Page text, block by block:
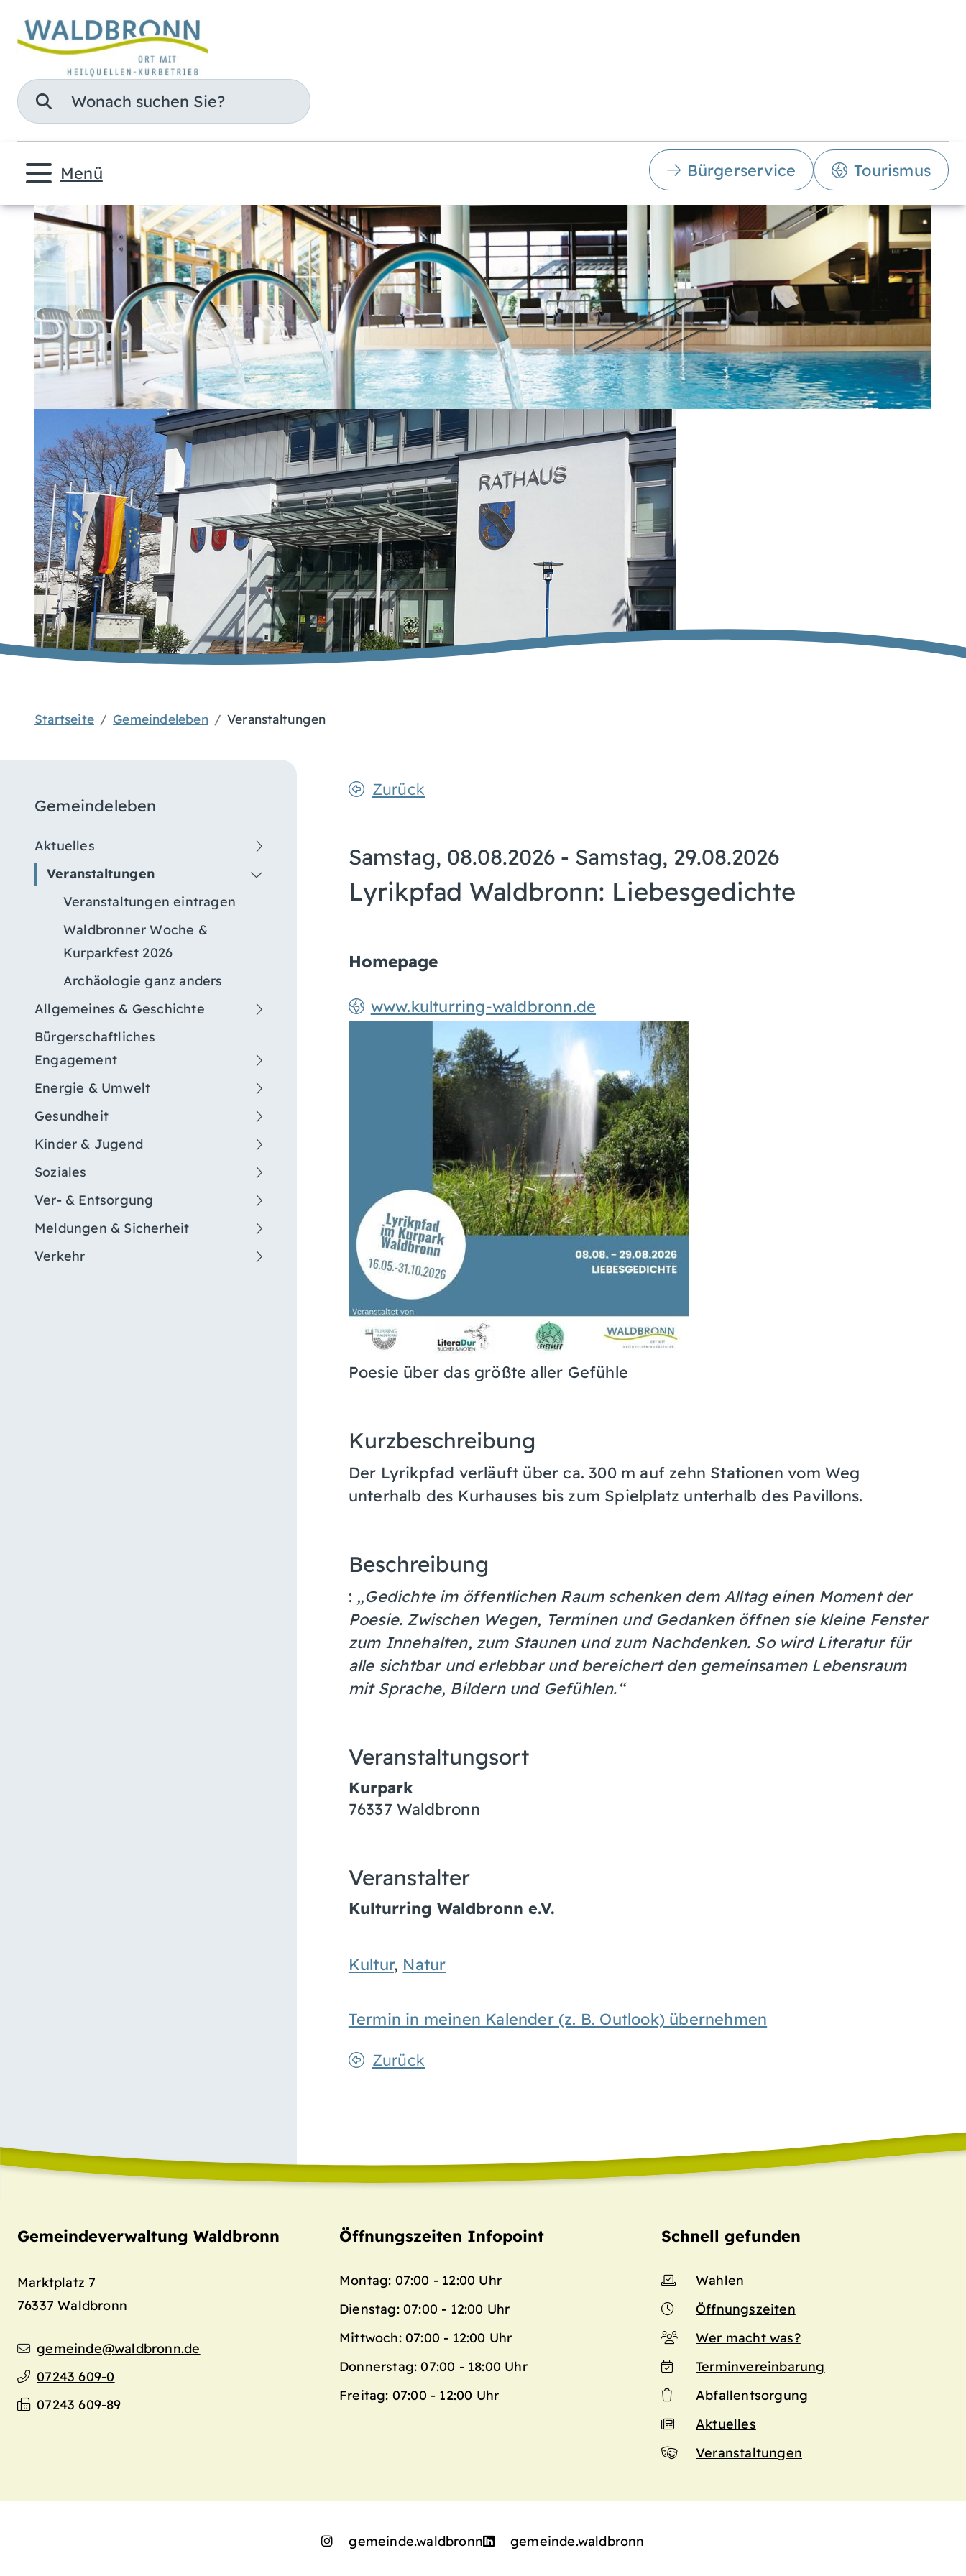
Suche
Menü Bürgerservice Tourismus
Startseite Gemeindeleben Veranstaltungen
Gemeindeleben
Aktuelles
Veranstaltungen
Veranstaltungen eintragen
Waldbronner Woche &
Kurparkfest 2026
Archäologie ganz anders
Allgemeines & Geschichte
Bürgerschaftliches
Engagement
Energie & Umwelt
Gesundheit
Kinder & Jugend
Soziales
Ver- & Entsorgung
Meldungen & Sicherheit
Verkehr
Zurück
Samstag, 08.08.2026- Samstag, 29.08.2026
Lyrikpfad Waldbronn: Liebesgedichte
Homepage
www.kulturring-waldbronn.de
Poesie über das größte aller Gefühle
Kurzbeschreibung
Der Lyrikpfad verläuft über ca. 300 m auf zehn Stationen vom Weg
unterhalb des Kurhauses bis zum Spielplatz unterhalb des Pavillons.
Beschreibung
: „Gedichte im öffentlichen Raum schenken dem Alltag einen Moment der
Poesie. Zwischen Wegen, Terminen und Gedanken öffnen sie kleine Fenster
zum Innehalten, zum Staunen und zum Nachdenken. So wird Literatur für
alle sichtbar und erlebbar und bereichert den gemeinsamen Lebensraum
mit Sprache, Bildern und Gefühlen.“
Veranstaltungsort
Kurpark
76337 Waldbronn
Veranstalter
Kulturring Waldbronn e.V.
Kultur, Natur
Termin in meinen Kalender (z. B. Outlook) übernehmen
Zurück
Gemeindeverwaltung Waldbronn
Marktplatz 7
76337 Waldbronn
gemeinde@waldbronn.de
07243 609-0
07243 609-89
Öffnungszeiten Infopoint
Montag: 07:00 - 12:00 Uhr
Dienstag: 07:00 - 12:00 Uhr
Mittwoch: 07:00 - 12:00 Uhr
Donnerstag: 07:00 - 18:00 Uhr
Freitag: 07:00 - 12:00 Uhr
Schnell gefunden
Wahlen
Öffnungszeiten
Wer macht was?
Terminvereinbarung
Abfallentsorgung
Aktuelles
Veranstaltungen
gemeinde.waldbronn gemeinde.waldbronn